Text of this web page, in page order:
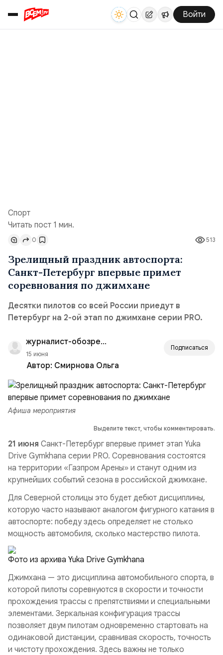
Войти
Спорт
Читать пост 1 мин.
513
0
Зрелищный праздник автоспорта:
Санкт-Петербург впервые примет
соревнования по джимхане
Десятки пилотов со всей России приедут в
Петербург на 2-ой этап по джимхане серии PRO.
журналист-обозреватель
15 июня
Подписаться
Автор: Смирнова Ольга
Афиша мероприятия
Выделите текст, чтобы комментировать.
21 июня Санкт-Петербург впервые примет этап Yuka
Drive Gymkhana серии PRO. Соревнования состоятся
на территории «Газпром Арены» и станут одним из
крупнейших событий сезона в российской джимхане.
Для Северной столицы это будет дебют дисциплины,
которую часто называют аналогом фигурного катания в
автоспорте: победу здесь определяет не столько
мощность автомобиля, сколько мастерство пилота.
Фото из архива Yuka Drive Gymkhana
Джимхана — это дисциплина автомобильного спорта, в
которой пилоты соревнуются в скорости и точности
прохождения трассы с препятствиями и специальными
элементами. Зеркальная конфигурация трассы
позволяет двум пилотам одновременно стартовать на
одинаковой дистанции, сравнивая скорость, точность
и чистоту прохождения. Здесь важны не только